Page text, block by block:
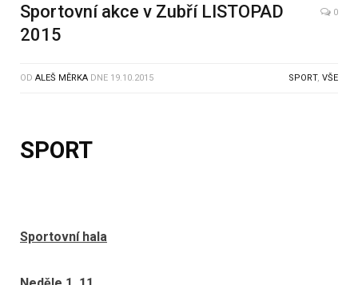
Sportovní akce v Zubří LISTOPAD
2015
0
OD ALEŠ MĚRKA DNE 19.10.2015 SPORT, VŠE
SPORT
Sportovní hala